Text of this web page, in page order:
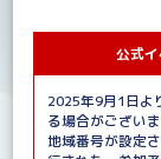
公式
2025年9月1日よ
る場合がございま
地域番号が設定